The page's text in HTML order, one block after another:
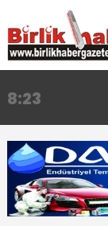
8:23
11:30
13:33
17:15